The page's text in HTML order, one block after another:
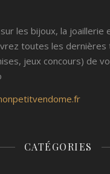
les bijoux, la joaillerie
toutes les dernières
jeux concours) de
CATÉGORIES